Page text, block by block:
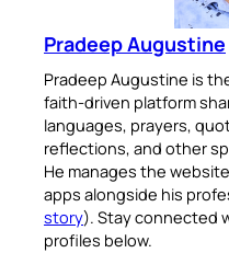
Pradeep Augustine
Pradeep Augustine is
faith-driven platform
languages, prayers,
reflections, and other
He manages the
apps alongside his
story). Stay connected
profiles below.